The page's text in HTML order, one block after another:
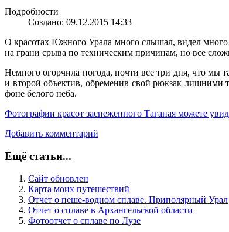
Подробности
Создано: 09.12.2015 14:33
О красотах Южного Урала много слышал, видел много
на грани срыва по техническим причинам, но все
Немного огорчила погода, почти все три дня, что мы
и второй объектив, обременив свой рюкзак лишними
фоне белого неба.
Фотографии красот заснеженного Таганая можете
Добавить комментарий
Ещё статьи...
Сайт обновлен
Карта моих путешествий
Отчет о пеше-водном сплаве. Приполярный Урал
Отчет о сплаве в Архангельской области
Фотоотчет о сплаве по Лузе